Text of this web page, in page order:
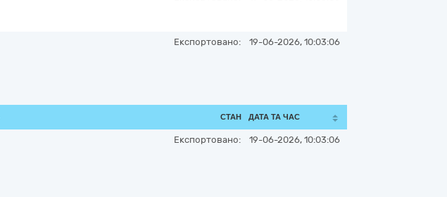
Експортовано: 19-06-2026, 10:03:06
СТАН ДАТА ТА ЧАС
Експортовано: 19-06-2026, 10:03:06